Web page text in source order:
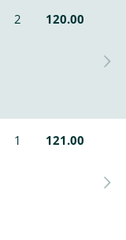
2 120.00
1 121.00